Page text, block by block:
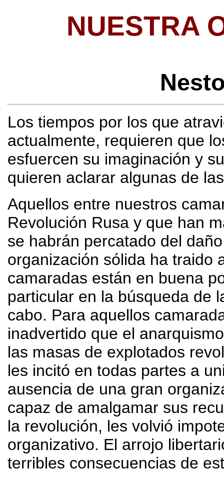
NUESTRA
Los tiempos por los que
actualmente, requieren que
esfuercen su imaginación y
quieren aclarar algunas de
Aquellos entre nuestros
Revolución Rusa y que han
se habrán percatado del
organización sólida ha traido
camaradas están en buena
particular en la búsqueda de
cabo. Para aquellos
inadvertido que el
las masas de explotados
les incitó en todas partes a
ausencia de una gran
capaz de amalgamar sus
la revolución, les volvió
organizativo. El arrojo
terribles consecuencias de